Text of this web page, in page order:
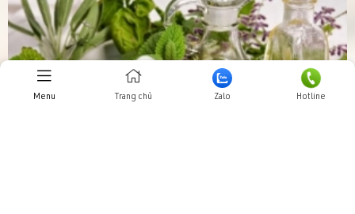
Menu Trang chủ Zalo Hotline